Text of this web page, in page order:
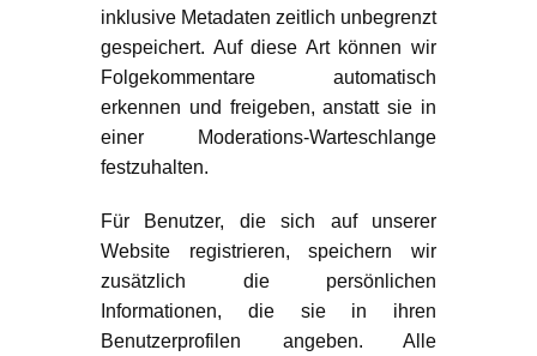
inklusive Metadaten zeitlich unbegrenzt
gespeichert. Auf diese Art können wir
Folgekommentare automatisch
erkennen und freigeben, anstatt sie in
einer Moderations-Warteschlange
festzuhalten.
Für Benutzer, die sich auf unserer
Website registrieren, speichern wir
zusätzlich die persönlichen
Informationen, die sie in ihren
Benutzerprofilen angeben. Alle